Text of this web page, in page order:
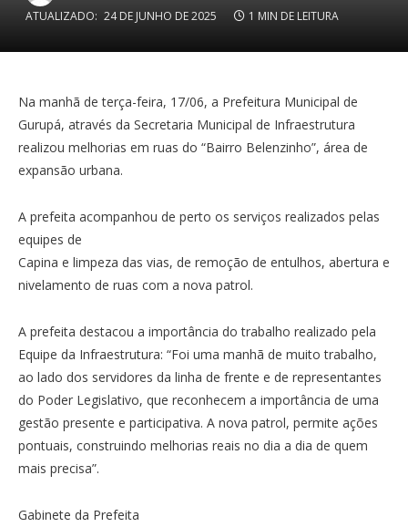
ATUALIZADO: 24 DE JUNHO DE 2025 1 MIN DE LEITURA
Na manhã de terça-feira, 17/06, a Prefeitura Municipal de
Gurupá, através da Secretaria Municipal de Infraestrutura
realizou melhorias em ruas do “Bairro Belenzinho”, área de
expansão urbana.
A prefeita acompanhou de perto os serviços realizados pelas
equipes de
Capina e limpeza das vias, de remoção de entulhos, abertura e
nivelamento de ruas com a nova patrol.
A prefeita destacou a importância do trabalho realizado pela
Equipe da Infraestrutura: “Foi uma manhã de muito trabalho,
ao lado dos servidores da linha de frente e de representantes
do Poder Legislativo, que reconhecem a importância de uma
gestão presente e participativa. A nova patrol, permite ações
pontuais, construindo melhorias reais no dia a dia de quem
mais precisa”.
Gabinete da Prefeita